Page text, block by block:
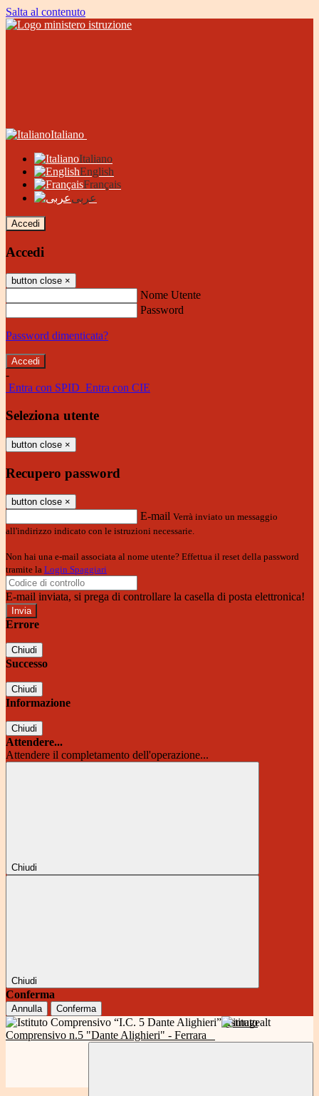
Salta al contenuto
Italiano
Italiano
English
Français
عربى
Accedi
Accedi
button close ×
Nome Utente
Password
Password dimenticata?
-
Entra con SPID Entra con CIE
Seleziona utente
button close ×
Recupero password
button close ×
E-mail Verrà inviato un messaggio
all'indirizzo indicato con le istruzioni necessarie.
Non hai una e-mail associata al nome utente? Effettua il reset della password
tramite la Login Spaggiari
E-mail inviata, si prega di controllare la casella di posta elettronica!
Errore
Chiudi
Successo
Chiudi
Informazione
Chiudi
Attendere...
Attendere il completamento dell'operazione...
Chiudi
Chiudi
Conferma
Annulla Conferma
Istituto
Comprensivo n.5 "Dante Alighieri" - Ferrara